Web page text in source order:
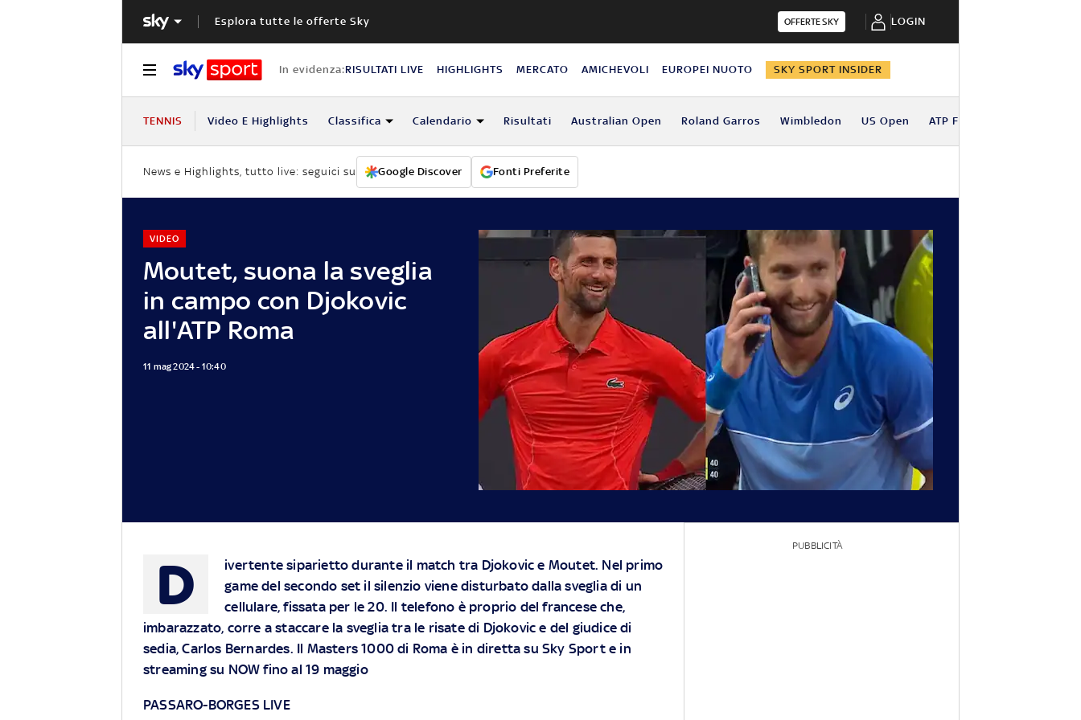
Esplora tutte le offerte Sky OFFERTE SKY LOGIN
In evidenza:RISULTATI LIVE HIGHLIGHTS MERCATO AMICHEVOLI EUROPEI NUOTO SKY SPORT INSIDER
TENNIS Video E Highlights Classifica Calendario Risultati Australian Open Roland Garros Wimbledon US Open ATP Finals
News e Highlights, tutto live: seguici su Google Discover Fonti Preferite
Moutet, suona la sveglia
in campo con Djokovic
all'ATP Roma
VIDEO
11 mag 2024 - 10:40
D
ivertente siparietto durante il match tra Djokovic e Moutet. Nel primo
game del secondo set il silenzio viene disturbato dalla sveglia di un
cellulare, fissata per le 20. Il telefono è proprio del francese che,
imbarazzato, corre a staccare la svegliatra le risate di Djokovic e del giudice di
sedia, Carlos Bernardes. Il Masters 1000 di Roma è in diretta suSky Sporte in
streaming su NOW fino al 19 maggio
PASSARO-BORGES LIVE
PUBBLICITÀ